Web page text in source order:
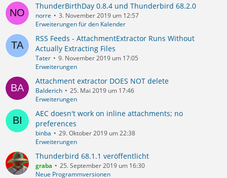
ThunderBirthDay 0.8.4 und Thunderbird 68.2.0
norre
3. November 2019 um 12:57
Erweiterungen für den Kalender
RSS Feeds - AttachmentExtractor Runs Without
Actually Extracting Files
Tater
9. November 2019 um 17:05
Erweiterungen
Attachment extractor DOES NOT delete
Balderich
25. Mai 2019 um 17:46
Erweiterungen
AEC doesn't work on inline attachments; no
preferences
binba
29. Oktober 2019 um 22:38
Erweiterungen
Thunderbird 68.1.1 veröffentlicht
graba
25. September 2019 um 16:30
Neue Programmversionen